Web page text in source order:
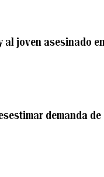
joven asesinado
demanda